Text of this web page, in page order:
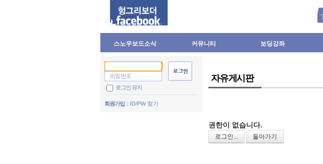
스노우보드소식 커뮤니티 보딩강좌
로그인 유지
회원가입 ID/PW 찾기
자유게시판
권한이 없습니다.
로그인... 돌아가기